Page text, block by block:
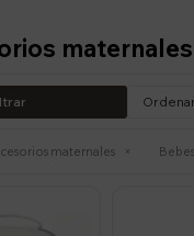
maternales